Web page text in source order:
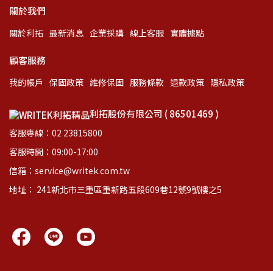
關於我們
關於利拓 最新消息 企業採購 線上客服 實體據點
顧客服務
我的帳戶 保固政策 維修保固 服務條款 退款政策 隱私政策
利拓股份有限公司 ( 86501469 )
客服專線：02 23815800
客服時間：09:00-17:00
信箱：service@writek.com.tw
地址： 241新北市三重區重新路五段609巷12號9號樓之5